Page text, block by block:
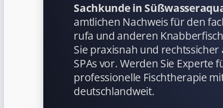
Sachkunde in
amtlichen Nachweis für den
rufa und anderen
Sie praxisnah und
SPAs vor. Werden Sie Experte
professionelle Fischtherapie
deutschlandweit.